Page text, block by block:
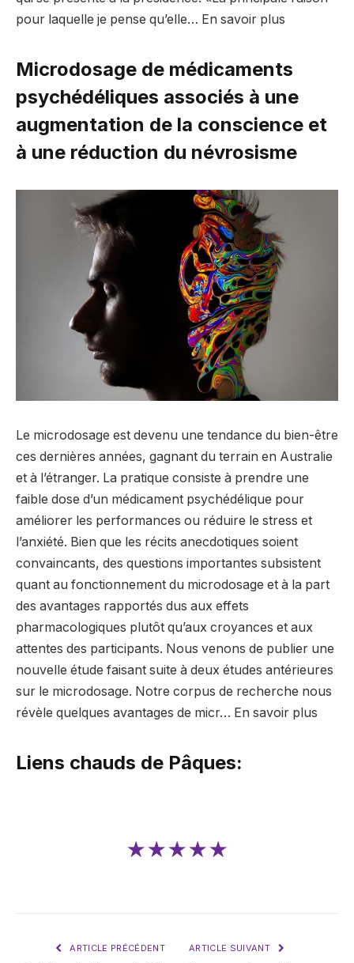
pour laquelle je pense qu’elle… En savoir plus
Microdosage de médicaments
psychédéliques associés à une
augmentation de la conscience et
à une réduction du névrosisme
Le microdosage est devenu une tendance du bien-être
ces dernières années, gagnant du terrain en Australie
et à l’étranger. La pratique consiste à prendre une
faible dose d’un médicament psychédélique pour
améliorer les performances ou réduire le stress et
l’anxiété. Bien que les récits anecdotiques soient
convaincants, des questions importantes subsistent
quant au fonctionnement du microdosage et à la part
des avantages rapportés dus aux effets
pharmacologiques plutôt qu’aux croyances et aux
attentes des participants. Nous venons de publier une
nouvelle étude faisant suite à deux études antérieures
sur le microdosage. Notre corpus de recherche nous
révèle quelques avantages de micr… En savoir plus
Liens chauds de Pâques:
★★★★★
ARTICLE PRÉCÉDENT ARTICLE SUIVANT